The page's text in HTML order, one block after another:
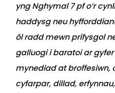
yng Nghymal 7 pf o’r
haddysg neu
ôl radd mewn prifysgol
galluogi i baratoi ar
mynediad at broffesiwn,
cyfarpar, dillad,